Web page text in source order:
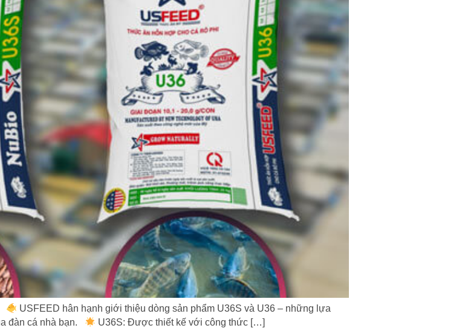
USFEED hân hạnh giới thiệu dòng sản phẩm U36S và U36 – những lựa
đàn cá nhà bạn.
U36S: Được thiết kế với công thức […]